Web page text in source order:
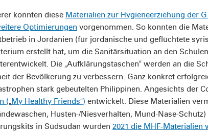
konnten diese Materialien zur Hygieneerziehung der
Optimierungen vorgenommen. So konnten die
in Jordanien (für jordanische und geflüchtete
erstellt hat, um die Sanitärsituation an den
Die „Aufklärungstaschen“werden an die
der Bevölkerung zu verbessern. Ganz konkret
stark gebeutelten Philippinen. Angesichts der
(„My Healthy Friends“) entwickelt. Diese Materialien
Husten-/Niesverhalten, Mund-Nase-
in Südsudan wurden 2021 die MHF-Materialien